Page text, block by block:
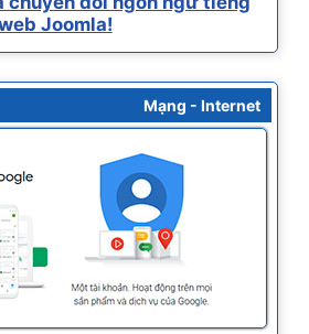
Joomla!
Mạng - Internet